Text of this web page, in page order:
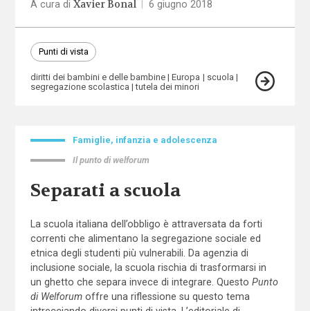
A cura di Xavier Bonal 6 giugno 2018
Punti di vista
diritti dei bambini e delle bambine Europa
scuola
segregazione scolastica
tutela dei minori
Famiglie, infanzia e adolescenza
Il punto di welforum
Separati a scuola
La scuola italiana dell’obbligo è attraversata da forti
correnti che alimentano la segregazione sociale ed
etnica degli studenti più vulnerabili. Da agenzia di
inclusione sociale, la scuola rischia di trasformarsi in
un ghetto che separa invece di integrare. Questo Punto
di Welforumoffre una riflessione su questo tema